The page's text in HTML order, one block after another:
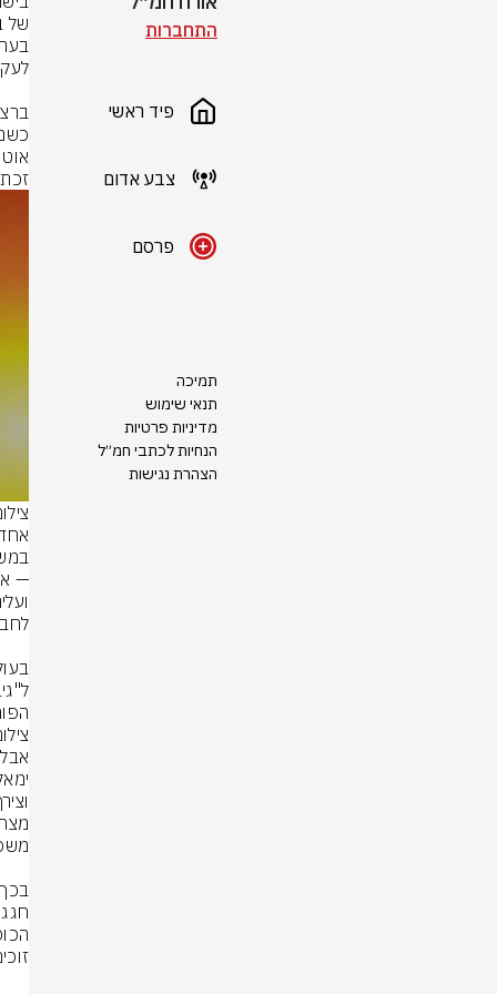
התחברות
פיד ראשי
צבע אדום
פרסם
תמיכה
תנאי שימוש
מדיניות פרטיות
הנחיות לכתבי חמ״ל
הצהרת נגישות